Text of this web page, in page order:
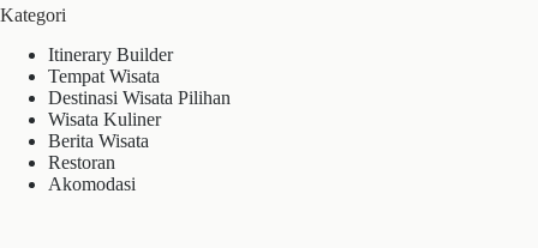
Kategori
Itinerary Builder
Tempat Wisata
Destinasi Wisata Pilihan
Wisata Kuliner
Berita Wisata
Restoran
Akomodasi